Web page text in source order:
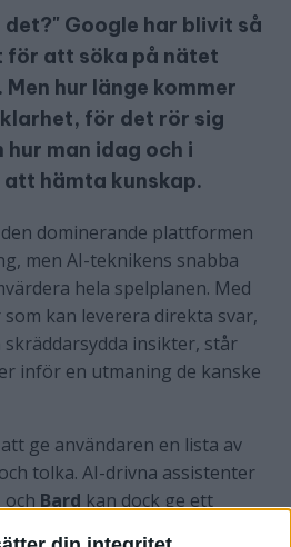
Google har blivit så
att söka på nätet
hur länge kommer
för det rör sig
man idag och i
hämta kunskap.
dominerande plattformen
men AI-teknikens snabba
hela spelplanen. Med
kan leverera direkta svar,
insikter, står
inför en utmaning de kanske
ge användaren en lista av
tolka. AI-drivna assistenter
och Bard kan dock ge ett